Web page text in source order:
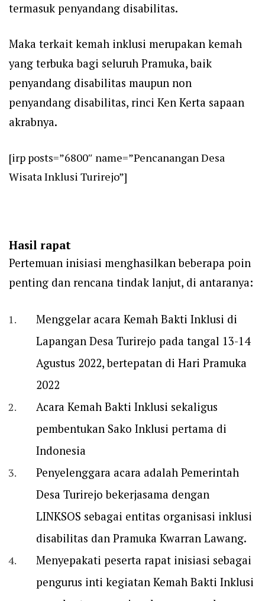
termasuk penyandang disabilitas.
Maka terkait kemah inklusi merupakan kemah
yang terbuka bagi seluruh Pramuka, baik
penyandang disabilitas maupun non
penyandang disabilitas, rinci Ken Kerta sapaan
akrabnya.
[irp posts=”6800″ name=”Pencanangan Desa
Wisata Inklusi Turirejo”]
Hasil rapat
Pertemuan inisiasi menghasilkan beberapa poin
penting dan rencana tindak lanjut, di antaranya:
Menggelar acara Kemah Bakti Inklusi di
Lapangan Desa Turirejo pada tangal 13-14
Agustus 2022, bertepatan di Hari Pramuka
2022
Acara Kemah Bakti Inklusi sekaligus
pembentukan Sako Inklusi pertama di
Indonesia
Penyelenggara acara adalah Pemerintah
Desa Turirejo bekerjasama dengan
LINKSOS sebagai entitas organisasi inklusi
disabilitas dan Pramuka Kwarran Lawang.
Menyepakati peserta rapat inisiasi sebagai
pengurus inti kegiatan Kemah Bakti Inklusi